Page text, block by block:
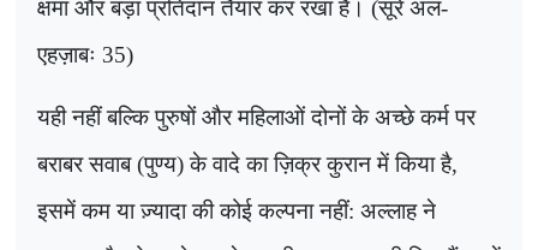
क्षमा और बड़ा प्रतिदान तैयार कर रखा है। (सूरे अल-
एहज़ाबः 35)
यही नहीं बल्कि पुरुषों और महिलाओं दोनों के अच्छे कर्म पर
बराबर सवाब (पुण्य) के वादे का ज़िक्र कुरान में किया है,
इसमें कम या ज़्यादा की कोई कल्पना नहीं: अल्लाह ने